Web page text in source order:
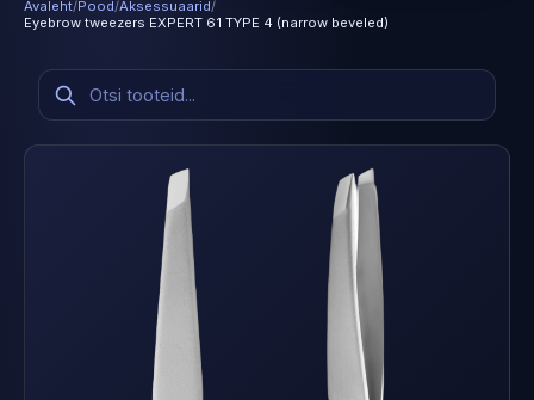
Avaleht/Pood/Aksessuaarid/
Eyebrow tweezers EXPERT 61 TYPE 4 (narrow beveled)